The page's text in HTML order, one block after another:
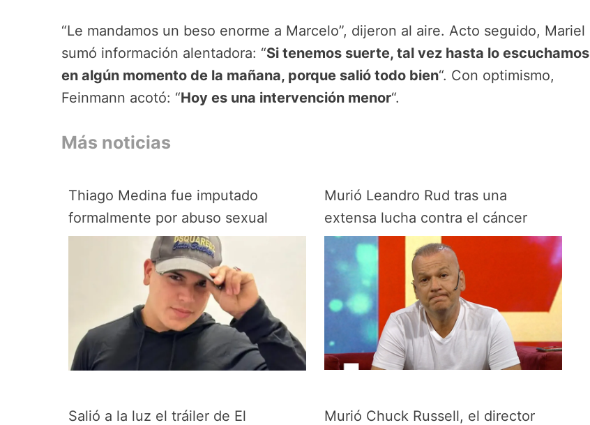
“Le mandamos un beso enorme a Marcelo”, dijeron al aire. Acto seguido, Mariel
sumó información alentadora: “Si tenemos suerte, tal vez hasta lo escuchamos
en algún momento de la mañana, porque salió todo bien“. Con optimismo,
Feinmann acotó: “Hoy es una intervención menor“.
Más noticias
Thiago Medina fue imputado
formalmente por abuso sexual
Murió Leandro Rud tras una
extensa lucha contra el cáncer
Salió a la luz el tráiler de El
Murió Chuck Russell, el director